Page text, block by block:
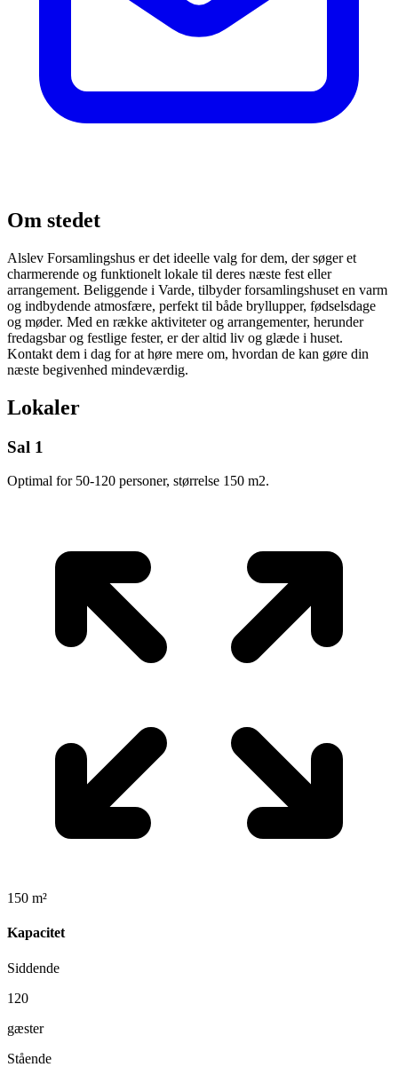
Om stedet
Alslev Forsamlingshus er det ideelle valg for dem, der søger et
charmerende og funktionelt lokale til deres næste fest eller
arrangement. Beliggende i Varde, tilbyder forsamlingshuset en varm
og indbydende atmosfære, perfekt til både bryllupper, fødselsdage
og møder. Med en række aktiviteter og arrangementer, herunder
fredagsbar og festlige fester, er der altid liv og glæde i huset.
Kontakt dem i dag for at høre mere om, hvordan de kan gøre din
næste begivenhed mindeværdig.
Lokaler
Sal 1
Optimal for 50-120 personer, størrelse 150 m2.
150 m²
Kapacitet
Siddende
120
gæster
Stående